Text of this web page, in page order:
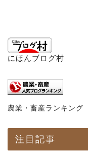
にほんブログ村
農業・畜産ランキング
注目記事